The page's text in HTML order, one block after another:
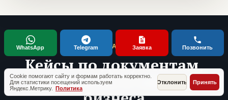
ТИПОВЫЕ СИТУАЦИИ КЛИЕНТОВ
Кейсы по документам,
проверкам и запуску
Cookie помогают сайту и формам работать корректно.
Для статистики посещений используем
Яндекс.Метрику. Политика
Отклонить Принять
WhatsApp Telegram Заявка Позвонить